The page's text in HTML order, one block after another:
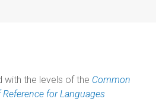
with the levels of the Common
for Languages